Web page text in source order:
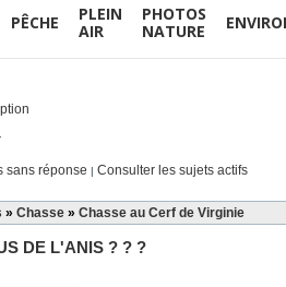
PÊCHE
PLEIN
AIR
PHOTOS
NATURE
sans réponse | Consulter les sujets actifs
» Chasse » Chasse au Cerf de Virginie
DE L'ANIS ? ? ?